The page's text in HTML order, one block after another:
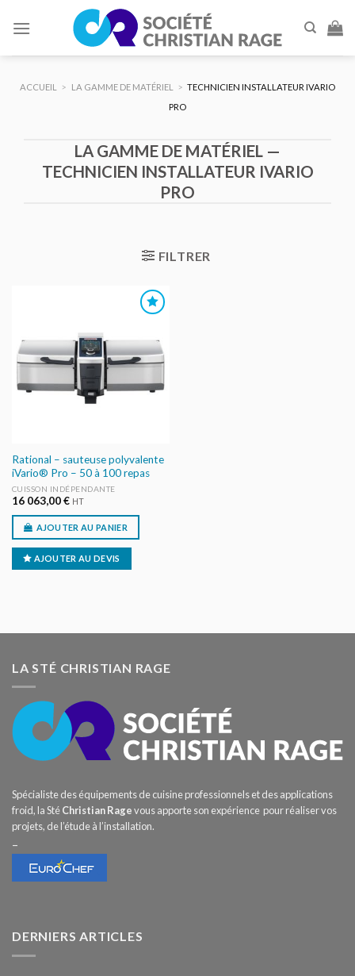
ACCUEIL > LA GAMME DE MATÉRIEL > TECHNICIEN INSTALLATEUR IVARIO
PRO
LA GAMME DE MATÉRIEL —
TECHNICIEN INSTALLATEUR IVARIO
PRO
FILTRER
Rational – sauteuse polyvalente
iVario® Pro – 50 à 100 repas
CUISSON INDÉPENDANTE
16 063,00€ HT
AJOUTER AU PANIER
AJOUTER AU DEVIS
LA STÉ CHRISTIAN RAGE
Spécialiste des équipements de cuisine professionnels et des applications
froid, la StéChristian Ragevous apporte son expérience pour réaliser vos
projets, de l’étude à l’installation.
–
DERNIERS ARTICLES